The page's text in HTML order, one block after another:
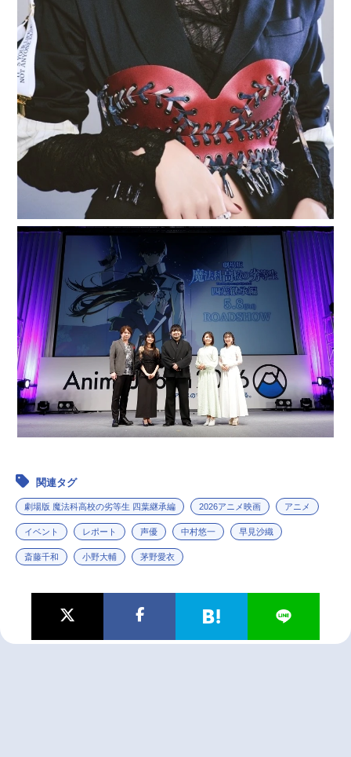
関連タグ
劇場版 魔法科高校の劣等生 四葉継承編 2026アニメ映画 アニメ
イベント レポート 声優 中村悠一 早見沙織
斎藤千和 小野大輔 茅野愛衣